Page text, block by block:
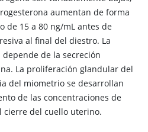
aumentan de forma
de 15 a 80 ng/mL antes de
al final del diestro. La
de la secreción
La proliferación glandular del
del miometrio se desarrollan
de las concentraciones de
cierre del cuello uterino.